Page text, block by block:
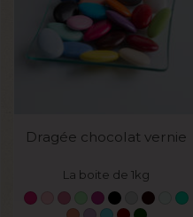
Dragée chocolat vernie
La boite de 1kg